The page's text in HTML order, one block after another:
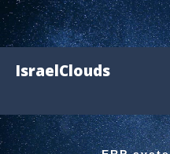
IsraelClouds